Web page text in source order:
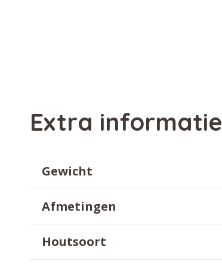
Extra informatie
Gewicht
Afmetingen
Houtsoort